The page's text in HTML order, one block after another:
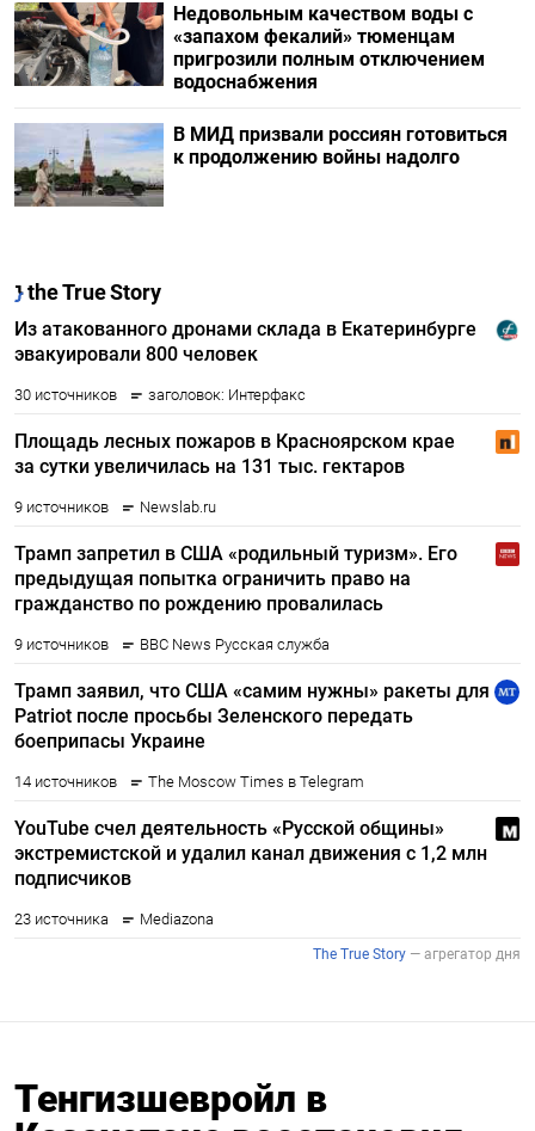
Недовольным качеством воды с
«запахом фекалий» тюменцам
пригрозили полным отключением
водоснабжения
В МИД призвали россиян готовиться
к продолжению войны надолго
Тенгизшевройл в